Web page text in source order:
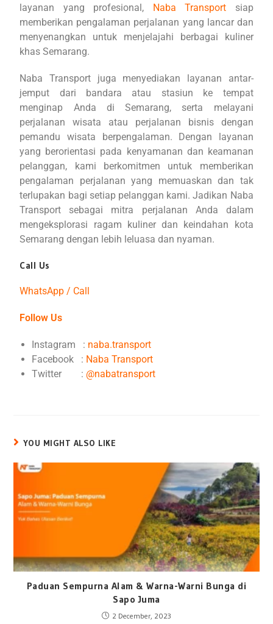
layanan yang profesional, Naba Transport siap
memberikan pengalaman perjalanan yang lancar dan
menyenangkan untuk menjelajahi berbagai kuliner
khas Semarang.
Naba Transport juga menyediakan layanan antar-
jemput dari bandara atau stasiun ke tempat
menginap Anda di Semarang, serta melayani
perjalanan wisata atau perjalanan bisnis dengan
pemandu wisata berpengalaman. Dengan layanan
yang berorientasi pada kenyamanan dan keamanan
pelanggan, kami berkomitmen untuk memberikan
pengalaman perjalanan yang memuaskan dan tak
terlupakan bagi setiap pelanggan kami. Jadikan Naba
Transport sebagai mitra perjalanan Anda dalam
mengeksplorasi ragam kuliner dan keindahan kota
Semarang dengan lebih leluasa dan nyaman.
Call Us
WhatsApp / Call
Follow Us
Instagram : naba.transport
Facebook : Naba Transport
Twitter : @nabatransport
YOU MIGHT ALSO LIKE
Paduan Sempurna Alam & Warna-Warni Bunga di
Sapo Juma
2 December, 2023